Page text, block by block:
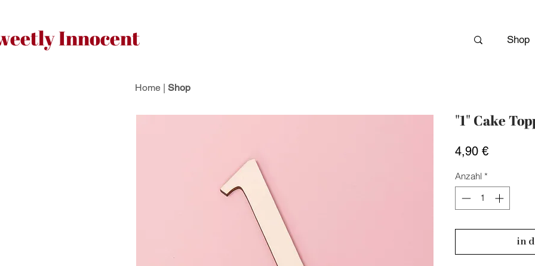
Innocent Shop
Home | Shop
"1" Cake
4,90 €Preis
Anzahl *
in